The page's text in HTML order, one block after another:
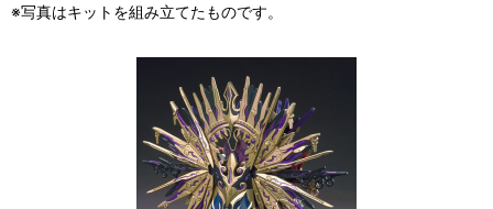
※写真はキットを組み立てたものです。